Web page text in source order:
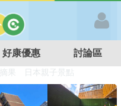
好康優惠 討論區
果
日本親子景點
廳 溫泉泡湯SPA